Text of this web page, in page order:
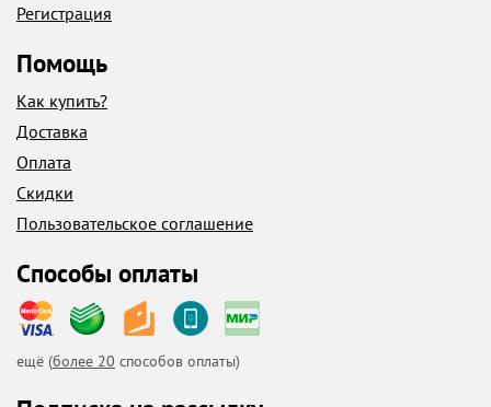
Регистрация
Помощь
Как купить?
Доставка
Оплата
Скидки
Пользовательское соглашение
Способы оплаты
ещё (более 20 способов оплаты)